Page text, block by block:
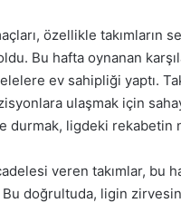
özellikle takımların
Bu hafta oynanan
ev sahipliği yaptı.
ulaşmak için
durmak, ligdeki
veren takımlar, bu
doğrultuda, ligin